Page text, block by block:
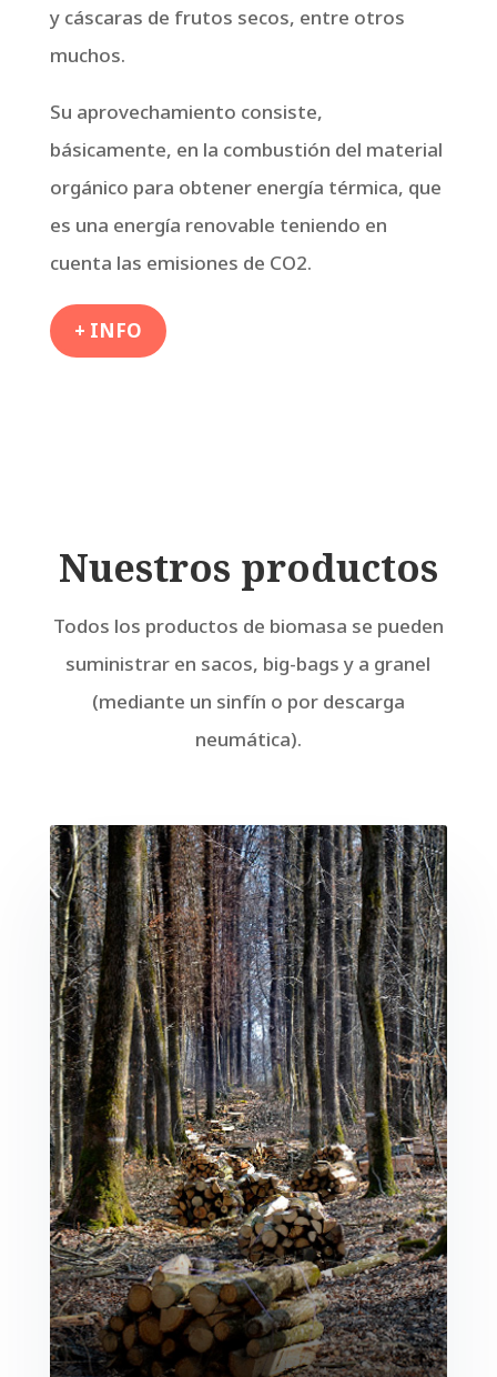
y cáscaras de frutos secos, entre otros
muchos.
Su aprovechamiento consiste,
básicamente, en la combustión del material
orgánico para obtener energía térmica, que
es una energía renovable teniendo en
cuenta las emisiones de CO2.
+ INFO
Nuestros productos
Todos los productos de biomasa se pueden
suministrar en sacos, big-bags y a granel
(mediante un sinfín o por descarga
neumática).